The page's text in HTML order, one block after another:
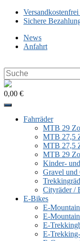
Zum
Inhalt
Sichere
News
Anfahrt
Search
this
website
0,00 €
Fahrräder
MTB 29
MTB 27,5
MTB 27,5
MTB 29
Kinder-
Gravel und
Cityräder /
E-Bikes
E-
E-
E-
E-